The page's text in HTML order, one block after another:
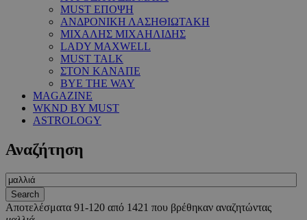
MUST ΕΠΟΨΗ
ΑΝΔΡΟΝΙΚΗ ΛΑΣΗΘΙΩΤΑΚΗ
ΜΙΧΑΛΗΣ ΜΙΧΑΗΛΙΔΗΣ
LADY MAXWELL
MUST TALK
ΣΤΟΝ ΚΑΝΑΠΕ
BYE THE WAY
MAGAZINE
WKND BY MUST
ASTROLOGY
Αναζήτηση
Αποτελέσματα 91-120 από 1421 που βρέθηκαν αναζητώντας